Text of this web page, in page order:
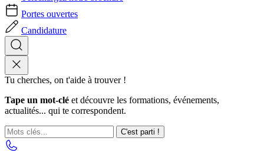
Portes ouvertes
Candidature
Tu cherches, on t'aide à trouver !
Tape un mot-clé et découvre les formations, événements,
actualités... qui te correspondent.
C'est parti !